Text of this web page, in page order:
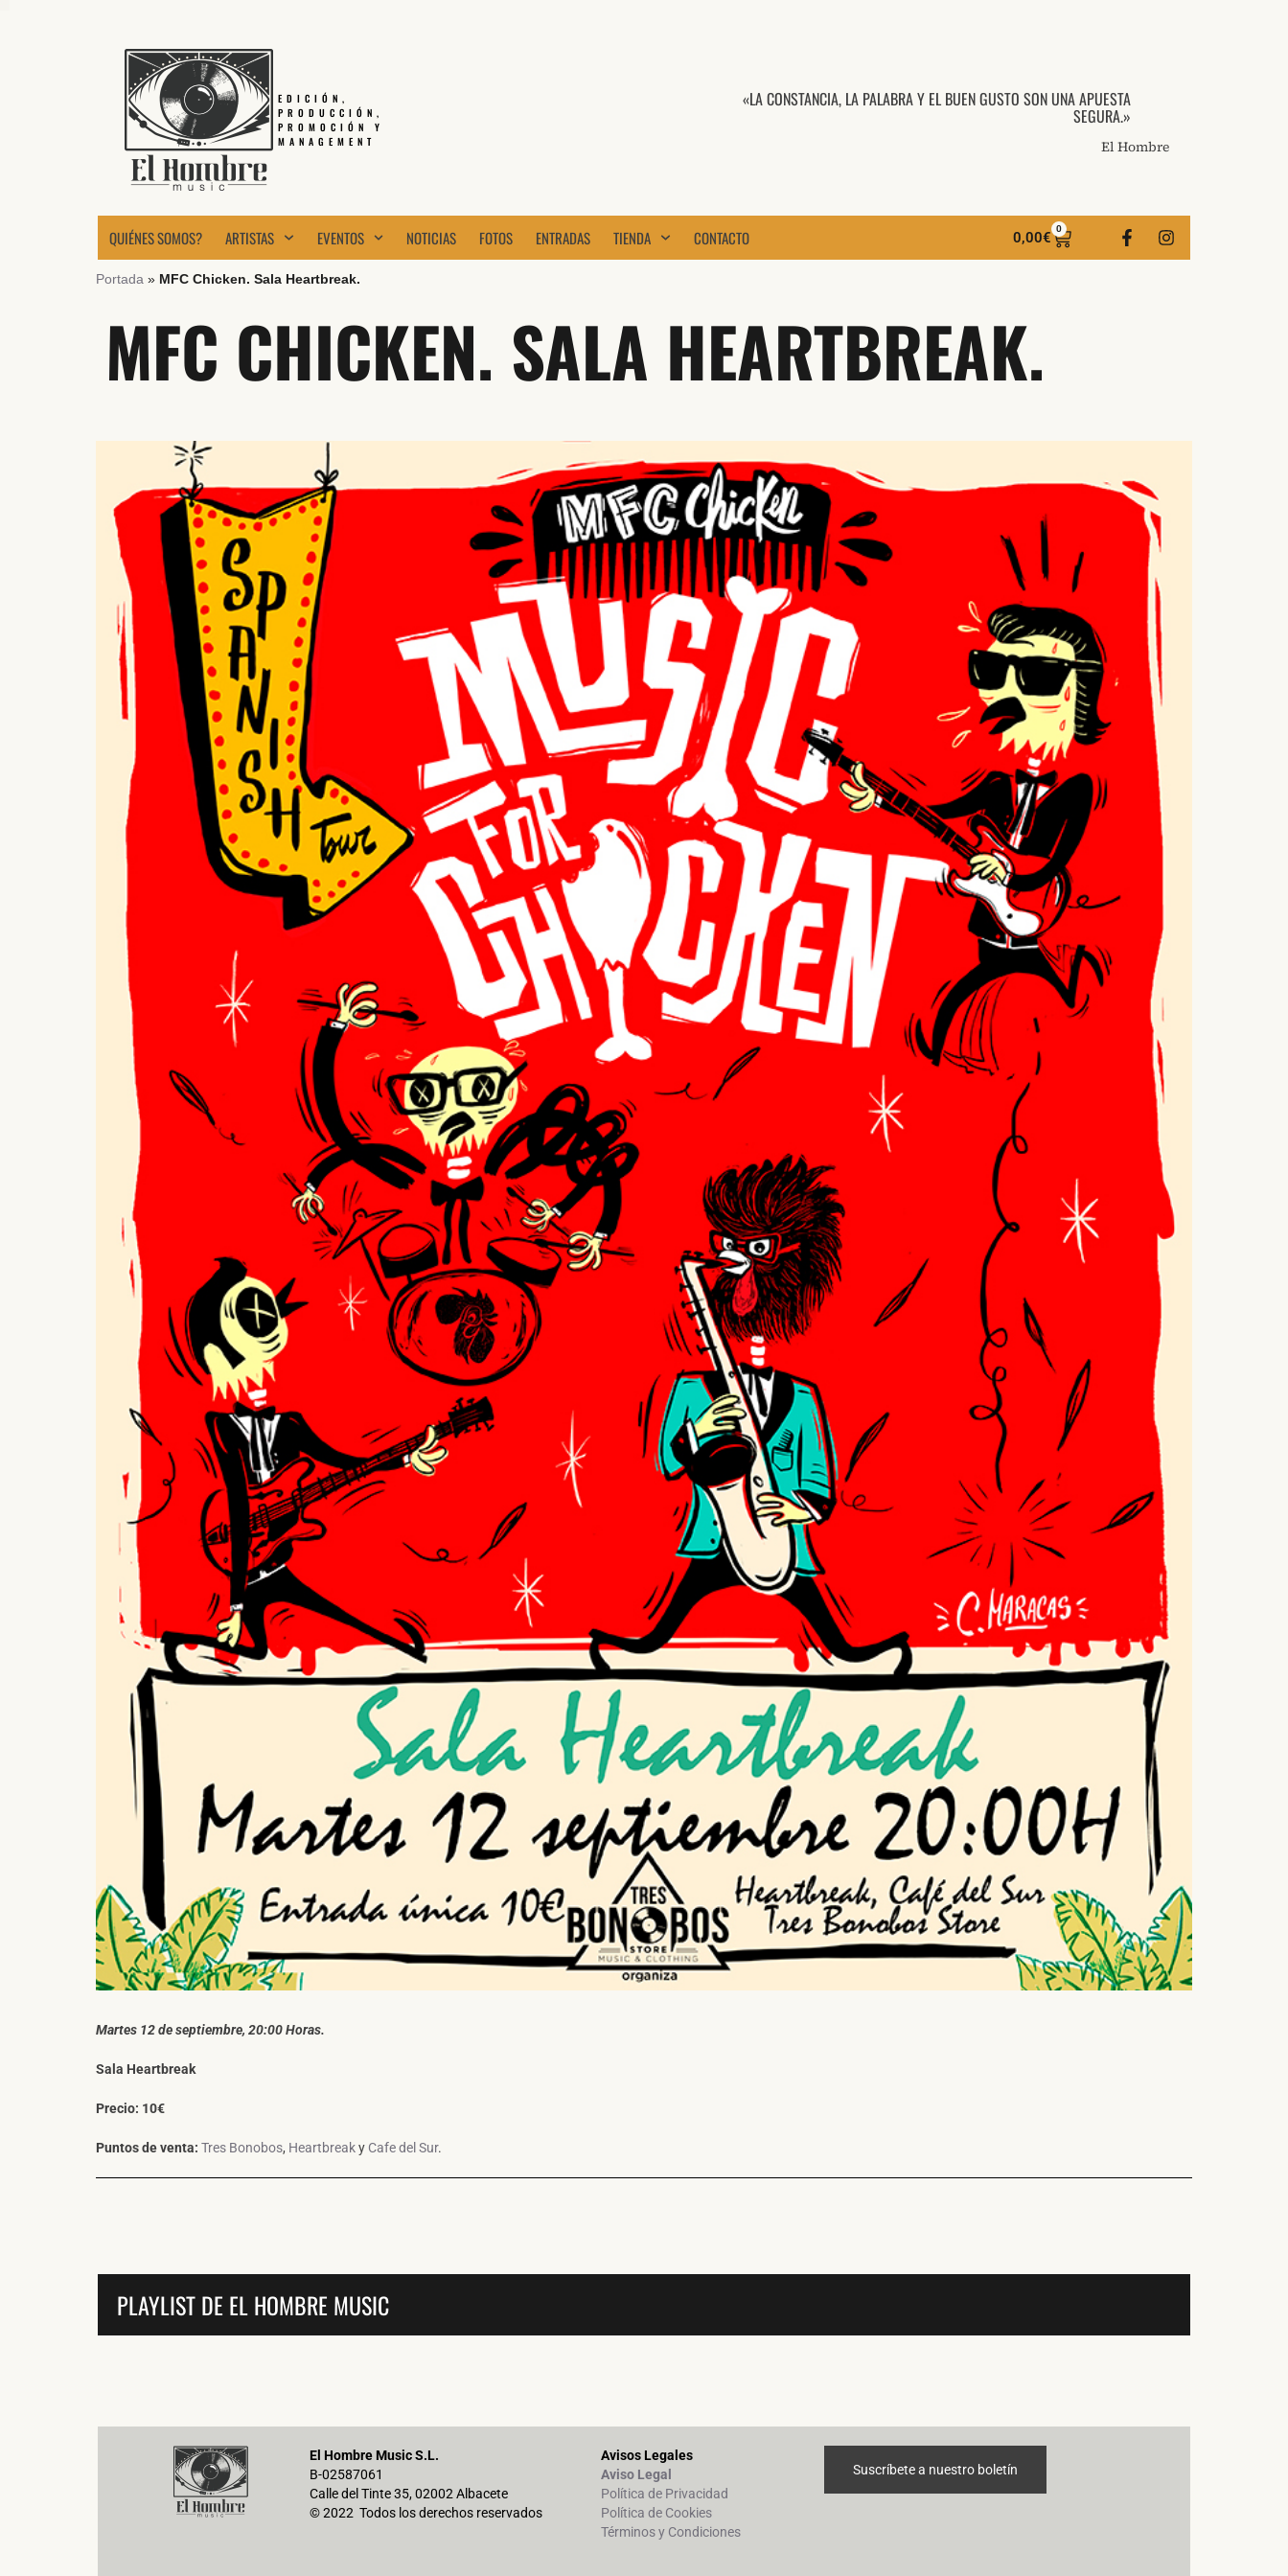
EDICIÓN,
PRODUCCIÓN,
PROMOCIÓN Y
MANAGEMENT
«LA CONSTANCIA, LA PALABRA Y EL BUEN GUSTO SON UNA APUESTA
SEGURA.»
El Hombre
QUIÉNES SOMOS? ARTISTAS EVENTOS NOTICIAS FOTOS ENTRADAS TIENDA CONTACTO 0,00€
0
Portada » MFC Chicken. Sala Heartbreak.
MFC CHICKEN. SALA HEARTBREAK.
Martes 12 de septiembre, 20:00 Horas.
Sala Heartbreak
Precio: 10€
Puntos de venta: Tres Bonobos, Heartbreaky Cafe del Sur.
PLAYLIST DE EL HOMBRE MUSIC
El Hombre Music S.L.
B-02587061
Calle del Tinte 35, 02002 Albacete
© 2022 Todos los derechos reservados
Avisos Legales
Aviso Legal
Política de Privacidad
Política de Cookies
Términos y Condiciones
Suscríbete a nuestro boletín
SUSCRÍBETE A NUESTRO BOLETÍN
He leído y acepto la Política de Privacidady laNota Legal
DARME DE ALTA